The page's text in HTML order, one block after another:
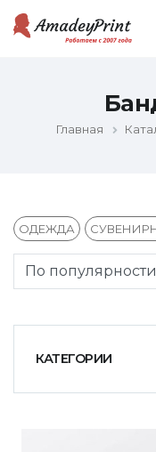
Главная
ОДЕЖДА
КАТЕГОРИИ